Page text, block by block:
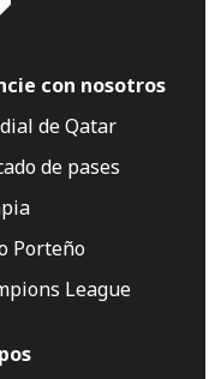
con nosotros
de Qatar
de pases
Porteño
League